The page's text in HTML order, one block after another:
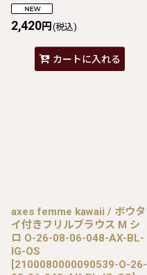
2,420円 (税込)
カートに入れる
axes femme kawaii / ボウタ
イ付きフリルブラウス M シ
ロ O-26-08-06-048-AX-BL-
IG-OS
[2100080000090539-O-26-